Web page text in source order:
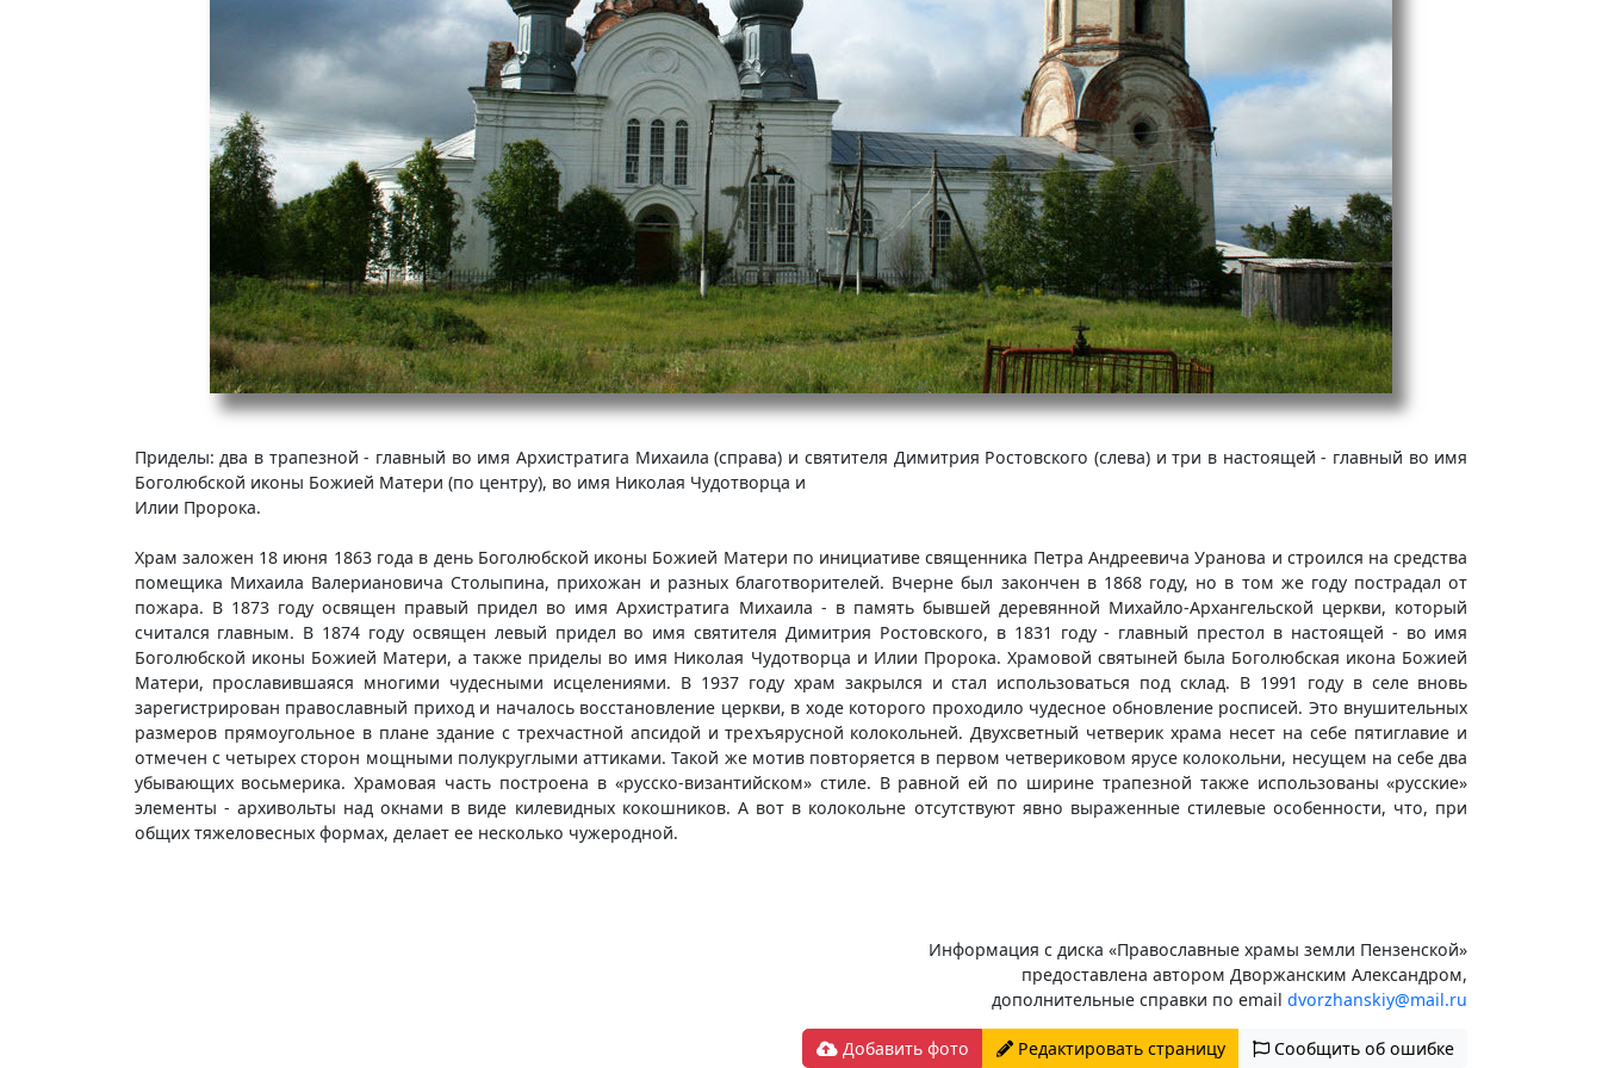
Приделы: два в трапезной - главный во имя Архистратига Михаила (справа) и святителя Димитрия Ростовского (слева) и три в настоящей - главный во имя
Боголюбской иконы Божией Матери (по центру), во имя Николая Чудотворца и
Илии Пророка.
Храм заложен 18 июня 1863 года в день Боголюбской иконы Божией Матери по инициативе священника Петра Андреевича Уранова и строился на средства
помещика Михаила Валериановича Столыпина, прихожан и разных благотворителей. Вчерне был закончен в 1868 году, но в том же году пострадал от
пожара. В 1873 году освящен правый придел во имя Архистратига Михаила - в память бывшей деревянной Михайло-Архангельской церкви, который
считался главным. В 1874 году освящен левый придел во имя святителя Димитрия Ростовского, в 1831 году - главный престол в настоящей - во имя
Боголюбской иконы Божией Матери, а также приделы во имя Николая Чудотворца и Илии Пророка. Храмовой святыней была Боголюбская икона Божией
Матери, прославившаяся многими чудесными исцелениями. В 1937 году храм закрылся и стал использоваться под склад. В 1991 году в селе вновь
зарегистрирован православный приход и началось восстановление церкви, в ходе которого проходило чудесное обновление росписей. Это внушительных
размеров прямоугольное в плане здание с трехчастной апсидой и трехъярусной колокольней. Двухсветный четверик храма несет на себе пятиглавие и
отмечен с четырех сторон мощными полукруглыми аттиками. Такой же мотив повторяется в первом четвериковом ярусе колокольни, несущем на себе два
убывающих восьмерика. Храмовая часть построена в «русско-византийском» стиле. В равной ей по ширине трапезной также использованы «русские»
элементы - архивольты над окнами в виде килевидных кокошников. А вот в колокольне отсутствуют явно выраженные стилевые особенности, что, при
общих тяжеловесных формах, делает ее несколько чужеродной.
Информация с диска «Православные храмы земли Пензенской»
предоставлена автором Дворжанским Александром,
дополнительные справки по emaildvorzhanskiy@mail.ru
Добавить фото Редактировать страницу Сообщить об ошибке